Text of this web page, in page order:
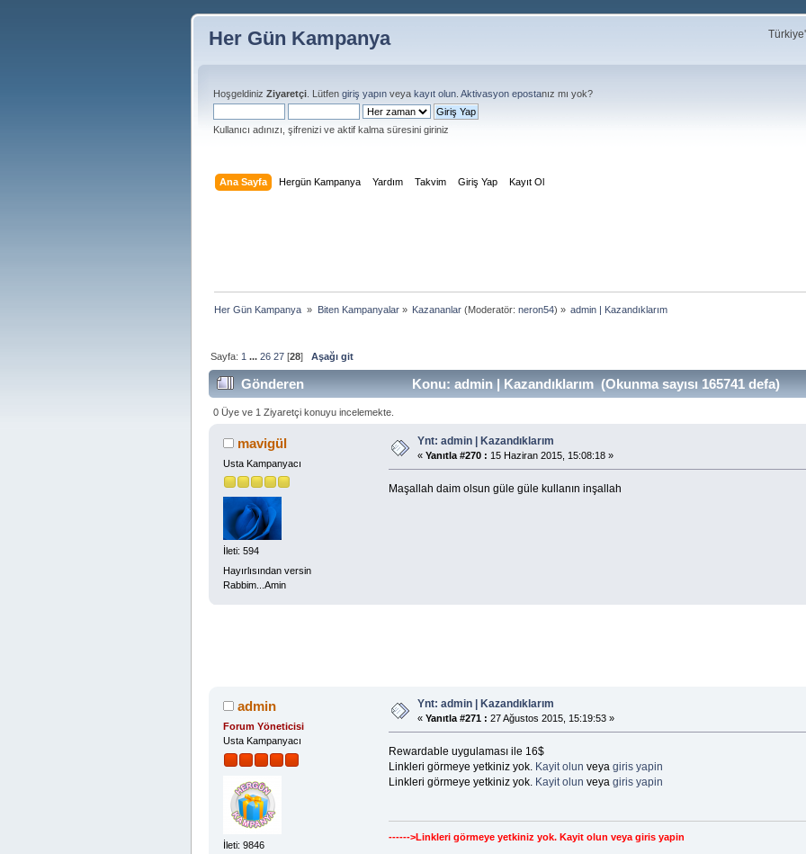
Her Gün Kampanya
Hoşgeldiniz Ziyaretçi . Lütfen giriş yapın veya kayıt olun Aktivasyon epostanız mı yok?
Kullanıcı adınızı, şifrenizi ve aktif kalma süresini giriniz
Ana Sayfa Hergün Kampanya Yardım Takvim Giriş Yap Kayıt Ol
Her Gün Kampanya » Biten Kampanyalar» Kazananlar(Moderatör: neron54) » admin | Kazandıklarım
Sayfa: 1 ...26 27 [28]Aşağı git
Gönderen Konu: admin | Kazandıklarım (Okunma sayısı 165741 defa)
0 Üye ve 1 Ziyaretçi konuyu incelemekte.
mavigül
Usta Kampanyacı
İleti: 594
Hayırlısından versin
Rabbim...Amin
Ynt: admin | Kazandıklarım
« Yanıtla #270 : 15 Haziran 2015, 15:08:18 »
Maşallah daim olsun güle güle kullanın inşallah
admin
Forum Yöneticisi
Usta Kampanyacı
İleti: 9846
Ynt: admin | Kazandıklarım
« Yanıtla #271 : 27 Ağustos 2015, 15:19:53 »
Rewardable uygulaması ile 16$
Linkleri görmeye yetkiniz yok. Kayit olun veya giris yapin
Linkleri görmeye yetkiniz yok. Kayit olun veya giris yapin
------>Linkleri görmeye yetkiniz yok. Kayit olun veya giris yapin